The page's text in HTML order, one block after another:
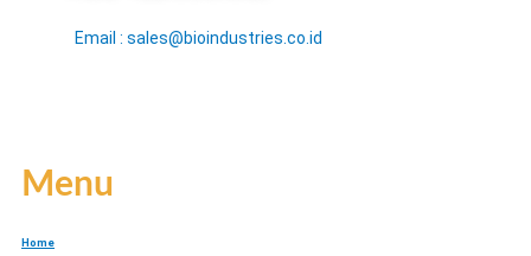
Email : sales@bioindustries.co.id
Menu
Home